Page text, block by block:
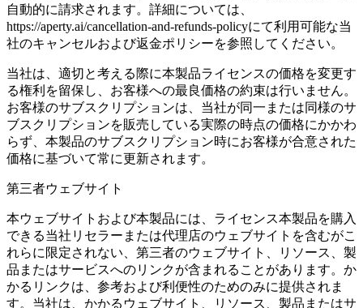
自動的に請求されます。詳細については、
https://aperty.ai/cancellation-and-refunds-policyにて利用可能な当
社のキャンセルおよび返金ポリシーを参照してください。
当社は、適切と考える際に本製品ライセンスの価格を変更す
る権利を留保し、お客様への最良価格の約束は行いません。
お客様のサブスクリプションは、当社が同一または同様のサ
ブスクリプションを販売している実際の時点の価格にかかわ
らず、本製品のサブスクリプション時にお客様が合意された
価格に基づいて常に更新されます。
第三者ウェブサイト
本ウェブサイトおよび本製品には、ライセンス本製品を購入
できる当社リセラーまたは代理店のウェブサイトを含むがこ
れらに限定されない、第三者のウェブサイト、リソース、製
品またはサービスへのリンクが含まれることがあります。か
かるリンクは、参考および利便性のためのみに提供されま
す。当社は、かかるウェブサイト、リソース、製品またはサ